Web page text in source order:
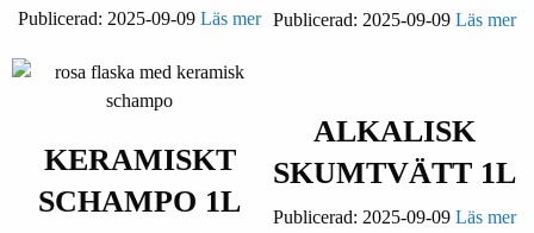
Publicerad: 2025-09-09 Läs mer Publicerad: 2025-09-09 Läs mer
KERAMISKT
SCHAMPO 1L
ALKALISK
SKUMTVÄTT 1L
Publicerad: 2025-09-09 Läs mer